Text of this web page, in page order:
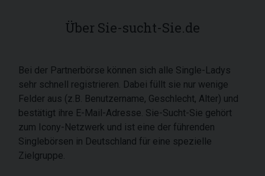
Über Sie-sucht-Sie.de
Bei der Partnerbörse können sich alle Single-Ladys
sehr schnell registrieren. Dabei füllt sie nur wenige
Felder aus (z.B. Benutzername, Geschlecht, Alter) und
bestätigt ihre E-Mail-Adresse. Sie-Sucht-Sie gehört
zum Icony-Netzwerk und ist eine der führenden
Singlebörsen in Deutschland für eine spezielle
Zielgruppe.